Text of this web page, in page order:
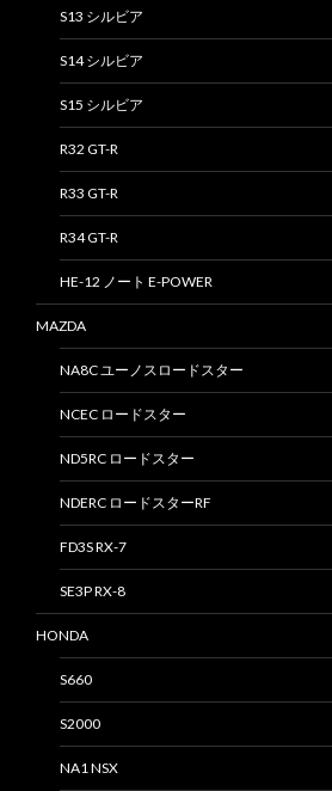
S13 シルビア
S14 シルビア
S15 シルビア
R32 GT-R
R33 GT-R
R34 GT-R
HE-12 ノート E-POWER
MAZDA
NA8C ユーノスロードスター
NCEC ロードスター
ND5RC ロードスター
NDERC ロードスターRF
FD3S RX-7
SE3P RX-8
HONDA
S660
S2000
NA1 NSX